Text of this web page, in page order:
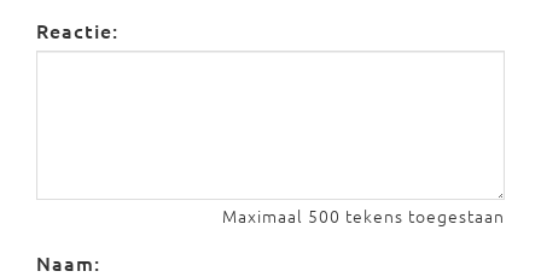
Reactie:
Maximaal 500 tekens toegestaan
Naam: